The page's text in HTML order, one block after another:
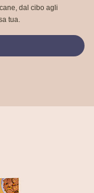
dal cibo agli
tua.